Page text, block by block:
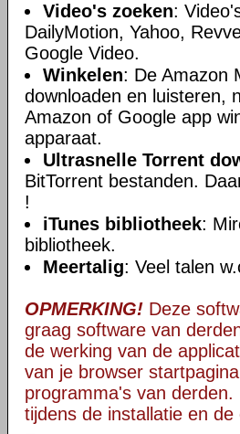
Video's zoeken:
DailyMotion, Yahoo,
Google Video.
Winkelen: De Amazon
downloaden en luisteren,
Amazon of Google app
apparaat.
Ultrasnelle Torrent
BitTorrent bestanden.
!
iTunes bibliotheek:
bibliotheek.
Meertalig: Veel talen
OPMERKING! Deze
graag software van
de werking van de
van je browser
programma's van
tijdens de installatie en